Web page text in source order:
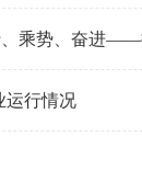
乘势、奋进——
运行情况